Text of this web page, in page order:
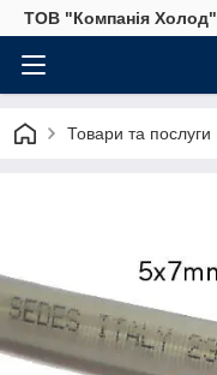
ТОВ "Компанія Холод"
Товари та послуги